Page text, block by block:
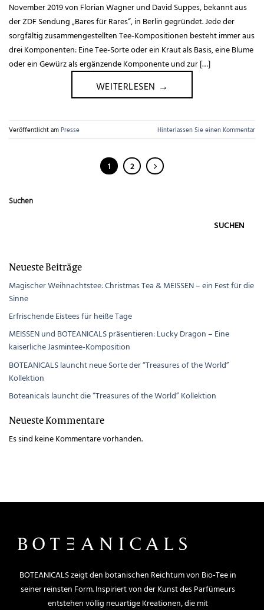
November 2019 von Florian Wagner und David Suppes, bekannt aus
der ZDF Sendung „Bares für Rares“, in Berlin gegründet. Jede der
sorgfältig zusammengestellten Tee-Kompositionen besteht immer aus
drei Komponenten: Eine Tee-Sorte oder ein Kraut als Basis, eine Blume
oder ein Gewürz als ergänzende Komponente und zur […]
WEITERLESEN →
Veröffentlicht amPresse Hinterlassen Sie einen Kommentar
1 2
Suchen
SUCHEN
Neueste Beiträge
Magischer Weihnachtstee: Christmas Tea & MEISSEN – ein Fest für die
Sinne
Erfrischende Eistees für heiße Tage
MEISSEN und BOTEANICALS präsentieren: Lucky Dragon – Eine
kaiserliche Jasmintee-Komposition
BOTEANICALS launcht neue Sorte der “Treasures of the World”
Kollektion
Boteanicals launcht die “Treasures of the World” Kollektion
Neueste Kommentare
Es sind keine Kommentare vorhanden.
BOTEANICALS zeigt den botanischen Reichtum von Bio-Tee in
seiner reinsten Form. Inspiriert von der Kunst des Parfümeurs
entstehen völlig neuartige Kreationen, die mit